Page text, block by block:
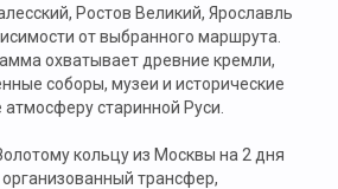
Ростов Великий, Ярославль
от выбранного маршрута.
охватывает древние кремли,
соборы, музеи и исторические
старинной Руси.
кольцу из Москвы на 2 дня
трансфер,